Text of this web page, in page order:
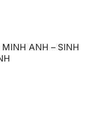
ANH – SINH